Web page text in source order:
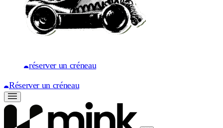
réserver un créneau
Réserver un créneau